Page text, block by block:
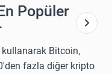
Popüler
kullanarak Bitcoin,
fazla diğer kripto